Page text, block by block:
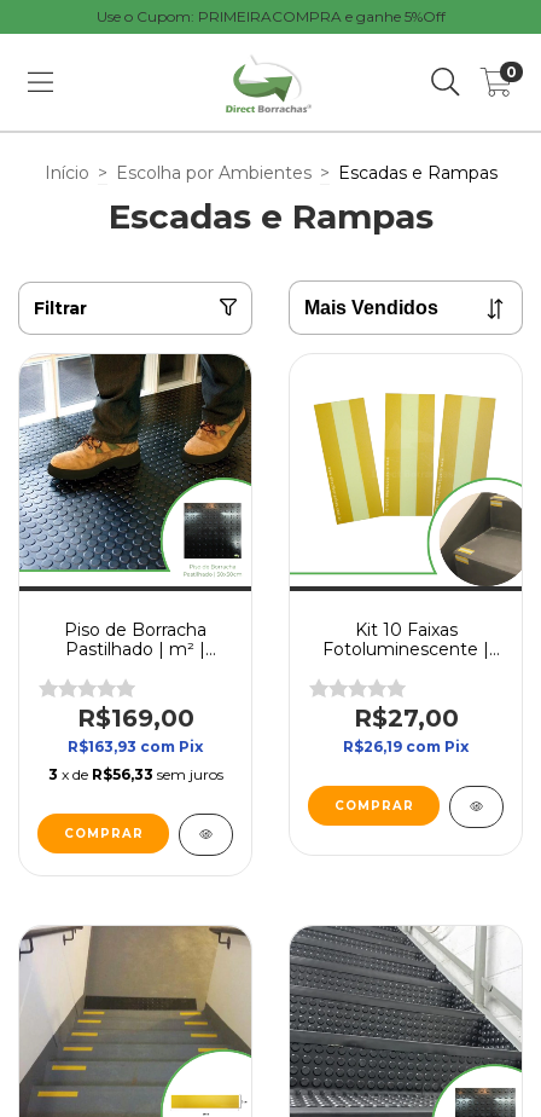
Use o Cupom: PRIMEIRACOMPRA e ganhe 5%Off
0
Início > Escolha por Ambientes > Escadas e Rampas
Escadas e Rampas
Filtrar
Piso de Borracha
Pastilhado | m² |
Antiderrapante
R$169,00
R$163,93 com Pix
3 x de R$56,33 sem juros
COMPRAR
Kit 10 Faixas
Fotoluminescente |
para Degrau
R$27,00
R$26,19 com Pix